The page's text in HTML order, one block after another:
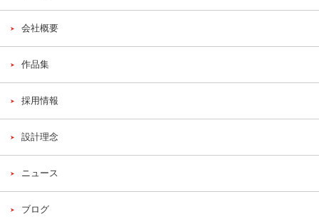
会社概要
作品集
採用情報
設計理念
ニュース
ブログ